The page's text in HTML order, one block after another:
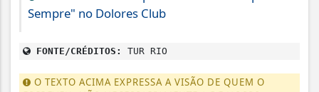
Sempre" no Dolores Club
FONTE/CRÉDITOS: TUR RIO
O TEXTO ACIMA EXPRESSA A VISÃO DE QUEM O